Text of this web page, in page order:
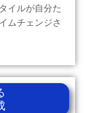
イルが自分た
ムチェンジさ